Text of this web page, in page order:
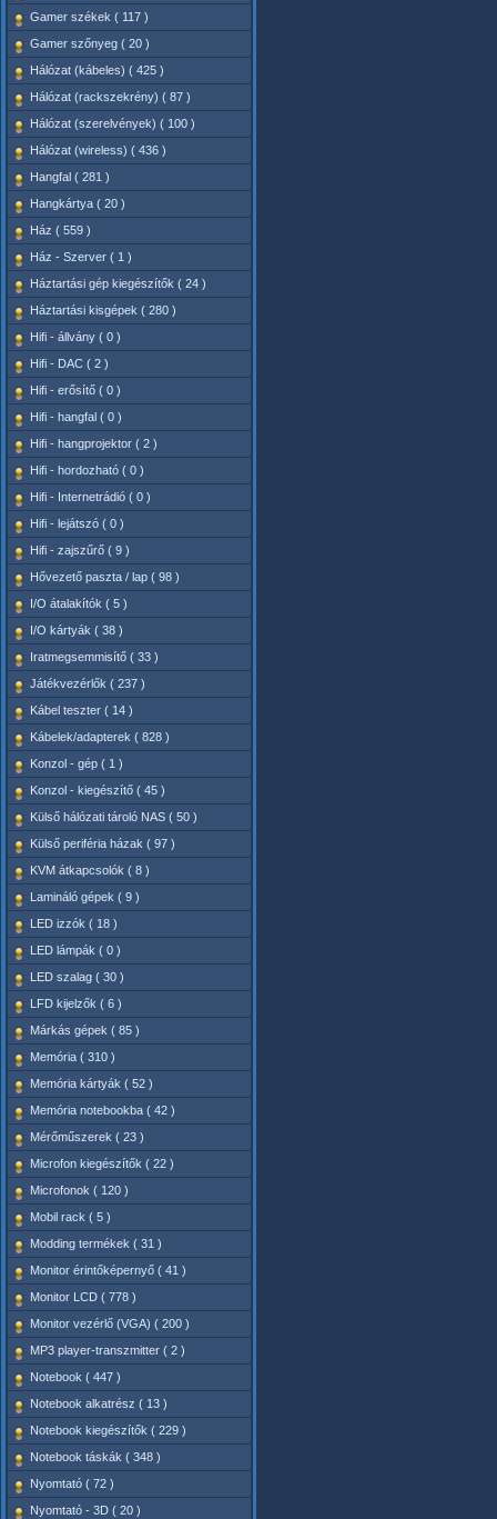
Gamer székek ( 117 )
Gamer szőnyeg ( 20 )
Hálózat (kábeles) ( 425 )
Hálózat (rackszekrény) ( 87 )
Hálózat (szerelvények) ( 100 )
Hálózat (wireless) ( 436 )
Hangfal ( 281 )
Hangkártya ( 20 )
Ház ( 559 )
Ház - Szerver ( 1 )
Háztartási gép kiegészítők ( 24 )
Háztartási kisgépek ( 280 )
Hifi - állvány ( 0 )
Hifi - DAC ( 2 )
Hifi - erősítő ( 0 )
Hifi - hangfal ( 0 )
Hifi - hangprojektor ( 2 )
Hifi - hordozható ( 0 )
Hifi - Internetrádió ( 0 )
Hifi - lejátszó ( 0 )
Hifi - zajszűrő ( 9 )
Hővezető paszta / lap ( 98 )
I/O átalakítók ( 5 )
I/O kártyák ( 38 )
Iratmegsemmisítő ( 33 )
Játékvezérlők ( 237 )
Kábel teszter ( 14 )
Kábelek/adapterek ( 828 )
Konzol - gép ( 1 )
Konzol - kiegészítő ( 45 )
Külső hálózati tároló NAS ( 50 )
Külső periféria házak ( 97 )
KVM átkapcsolók ( 8 )
Lamináló gépek ( 9 )
LED izzók ( 18 )
LED lámpák ( 0 )
LED szalag ( 30 )
LFD kijelzők ( 6 )
Márkás gépek ( 85 )
Memória ( 310 )
Memória kártyák ( 52 )
Memória notebookba ( 42 )
Mérőműszerek ( 23 )
Microfon kiegészítők ( 22 )
Microfonok ( 120 )
Mobil rack ( 5 )
Modding termékek ( 31 )
Monitor érintőképernyő ( 41 )
Monitor LCD ( 778 )
Monitor vezérlő (VGA) ( 200 )
MP3 player-transzmitter ( 2 )
Notebook ( 447 )
Notebook alkatrész ( 13 )
Notebook kiegészítők ( 229 )
Notebook táskák ( 348 )
Nyomtató ( 72 )
Nyomtató - 3D ( 20 )